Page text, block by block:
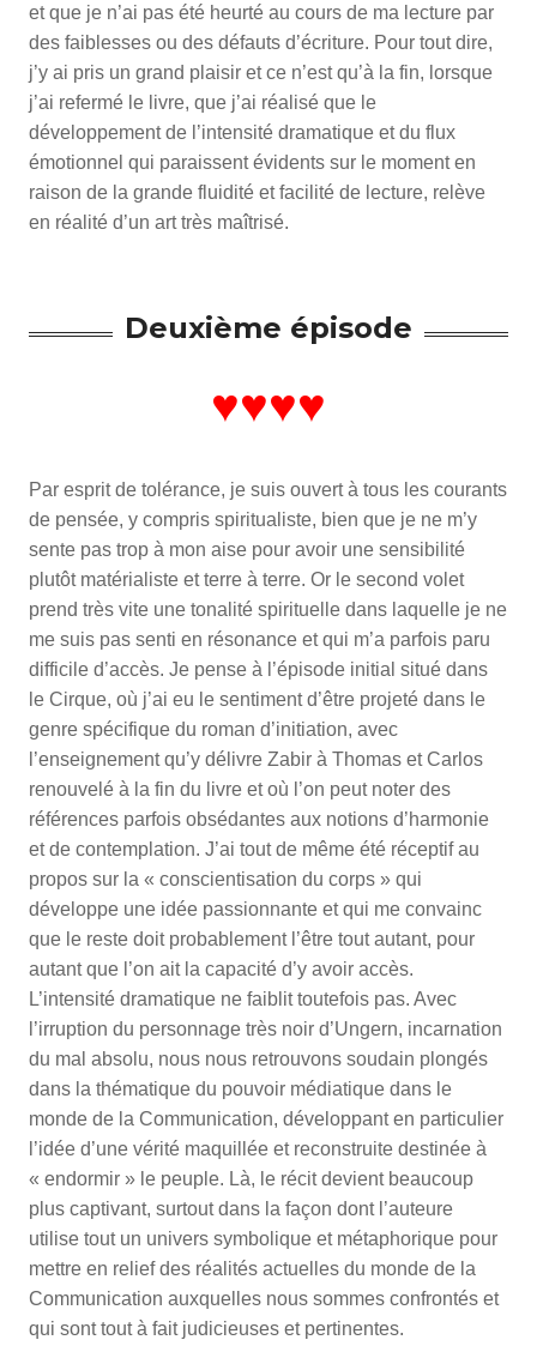
et que je n’ai pas été heurté au cours de ma lecture par
des faiblesses ou des défauts d’écriture. Pour tout dire,
j’y ai pris un grand plaisir et ce n’est qu’à la fin, lorsque
j’ai refermé le livre, que j’ai réalisé que le
développement de l’intensité dramatique et du flux
émotionnel qui paraissent évidents sur le moment en
raison de la grande fluidité et facilité de lecture, relève
en réalité d’un art très maîtrisé.
Deuxième épisode
♥♥♥♥
Par esprit de tolérance, je suis ouvert à tous les courants
de pensée, y compris spiritualiste, bien que je ne m’y
sente pas trop à mon aise pour avoir une sensibilité
plutôt matérialiste et terre à terre. Or le second volet
prend très vite une tonalité spirituelle dans laquelle je ne
me suis pas senti en résonance et qui m’a parfois paru
difficile d’accès. Je pense à l’épisode initial situé dans
le Cirque, où j’ai eu le sentiment d’être projeté dans le
genre spécifique du roman d’initiation, avec
l’enseignement qu’y délivre Zabir à Thomas et Carlos
renouvelé à la fin du livre et où l’on peut noter des
références parfois obsédantes aux notions d’harmonie
et de contemplation. J’ai tout de même été réceptif au
propos sur la « conscientisation du corps » qui
développe une idée passionnante et qui me convainc
que le reste doit probablement l’être tout autant, pour
autant que l’on ait la capacité d’y avoir accès.
L’intensité dramatique ne faiblit toutefois pas. Avec
l’irruption du personnage très noir d’Ungern, incarnation
du mal absolu, nous nous retrouvons soudain plongés
dans la thématique du pouvoir médiatique dans le
monde de la Communication, développant en particulier
l’idée d’une vérité maquillée et reconstruite destinée à
« endormir » le peuple. Là, le récit devient beaucoup
plus captivant, surtout dans la façon dont l’auteure
utilise tout un univers symbolique et métaphorique pour
mettre en relief des réalités actuelles du monde de la
Communication auxquelles nous sommes confrontés et
qui sont tout à fait judicieuses et pertinentes.